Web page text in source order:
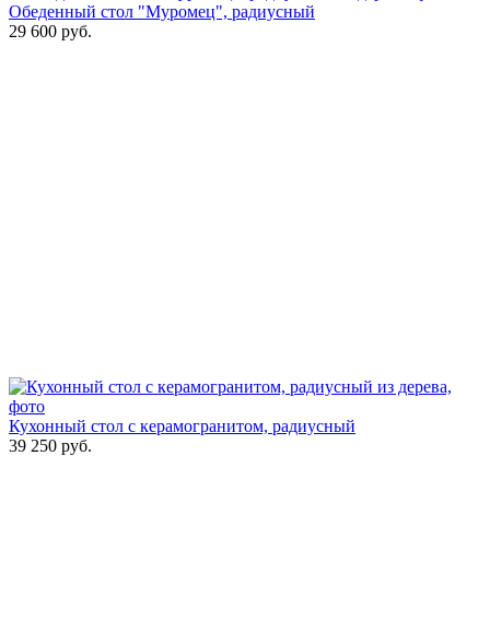
Обеденный стол "Муромец", радиусный
29 600 руб.
Кухонный стол с керамогранитом, радиусный
39 250 руб.